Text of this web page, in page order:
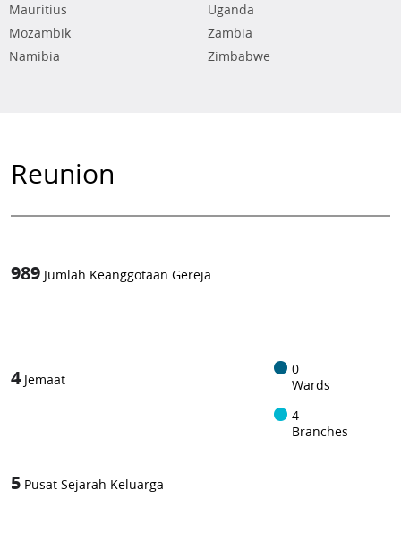
Mauritius
Mozambik
Namibia
Uganda
Zambia
Zimbabwe
Reunion
989 Jumlah Keanggotaan Gereja
4 Jemaat
0
Wards
4
Branches
5 Pusat Sejarah Keluarga